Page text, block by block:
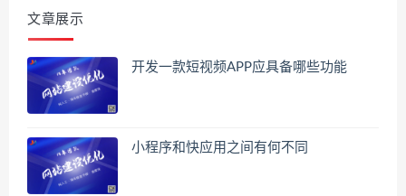
文章展示
开发一款短视频APP应具备哪些功能
小程序和快应用之间有何不同